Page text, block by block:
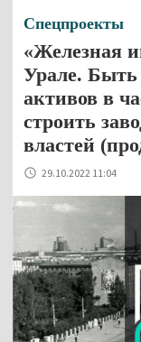
Спецпроекты
«Железная
Урале. Быть
активов в
строить
властей
29.10.2022 11:04